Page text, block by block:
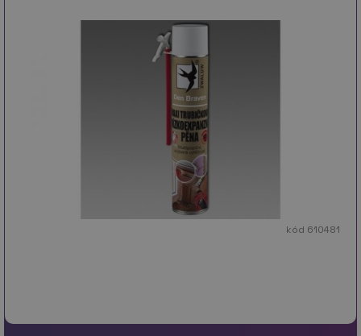
kód 610481